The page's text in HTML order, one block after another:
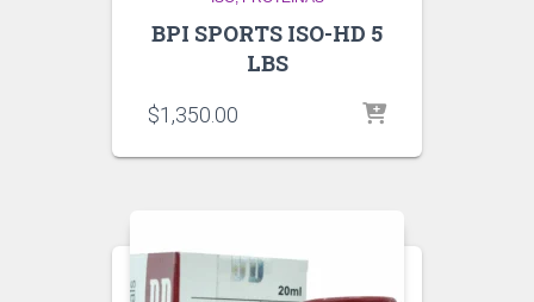
BPI SPORTS ISO-HD 5
LBS
$1,350.00